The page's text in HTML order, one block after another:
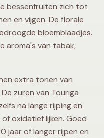
bessenfruiten zich tot
en vijgen. De florale
bloemblaadjes.
aroma's van tabak,
extra tonen van
zuren van Touriga
na lange rijping en
oxidatief lijken. Goed
jaar of langer rijpen en